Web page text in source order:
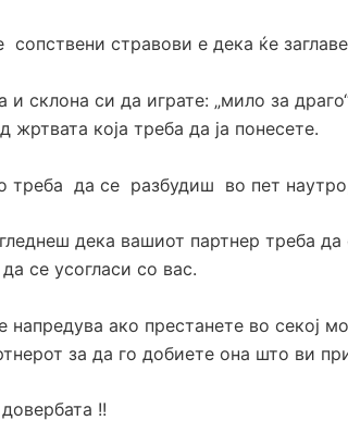
сопствени стравови е дека ќе
и склона си да играте: „мило за
жртвата која треба да ја понесете.
треба да се разбудиш во пет
дека вашиот партнер треба
се усогласи со вас.
напредува ако престанете во секој
за да го добиете она што ви
!!